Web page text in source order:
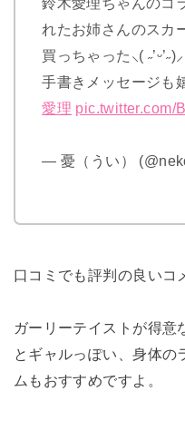
れたお姉さんのスカ
買っちゃった⸜( ˶’ᵕ’˶)⸝
手書きメッセージも
愛理 pic.twitter.com/
— 憂（うい）
口コミでも評判の良いコ
ガーリーテイストが得意
とギャルっぽい、身体の
ムもおすすめですよ。